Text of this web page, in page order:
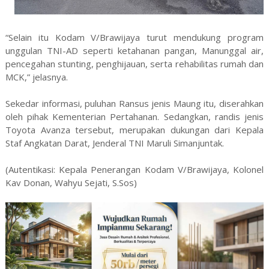
“Selain itu Kodam V/Brawijaya turut mendukung program
unggulan TNI-AD seperti ketahanan pangan, Manunggal air,
pencegahan stunting, penghijauan, serta rehabilitas rumah dan
MCK,” jelasnya.
Sekedar informasi, puluhan Ransus jenis Maung itu, diserahkan
oleh pihak Kementerian Pertahanan. Sedangkan, randis jenis
Toyota Avanza tersebut, merupakan dukungan dari Kepala
Staf Angkatan Darat, Jenderal TNI Maruli Simanjuntak.
(Autentikasi: Kepala Penerangan Kodam V/Brawijaya, Kolonel
Kav Donan, Wahyu Sejati, S.Sos)